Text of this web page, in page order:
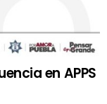
en APPS